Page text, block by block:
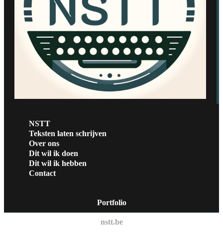
NSTT
Teksten laten schrijven
Over ons
Dit wil ik doen
Dit wil ik hebben
Contact
Portfolio
nstt.be